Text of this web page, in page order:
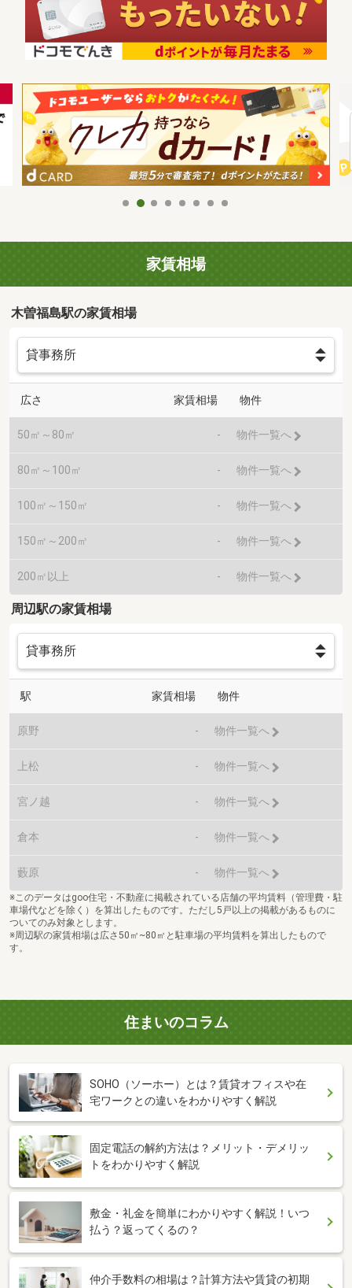
家賃相場
木曽福島駅の家賃相場
広さ 家賃相場 物件
50㎡～80㎡ - 物件一覧へ
80㎡～100㎡ - 物件一覧へ
100㎡～150㎡ - 物件一覧へ
150㎡～200㎡ - 物件一覧へ
200㎡以上 - 物件一覧へ
周辺駅の家賃相場
駅 家賃相場 物件
原野 - 物件一覧へ
上松 - 物件一覧へ
宮ノ越 - 物件一覧へ
倉本 - 物件一覧へ
藪原 - 物件一覧へ
※このデータはgoo住宅・不動産に掲載されている店舗の平均賃料（管理費・駐
車場代などを除く）を算出したものです。ただし5戸以上の掲載があるものに
ついてのみ対象とします。
※周辺駅の家賃相場は広さ50㎡~80㎡と駐車場の平均賃料を算出したもので
す。
住まいのコラム
SOHO（ソーホー）とは？賃貸オフィスや在
宅ワークとの違いをわかりやすく解説
固定電話の解約方法は？メリット・デメリッ
トをわかりやすく解説
敷金・礼金を簡単にわかりやすく解説！いつ
払う？返ってくるの？
仲介手数料の相場は？計算方法や賃貸の初期